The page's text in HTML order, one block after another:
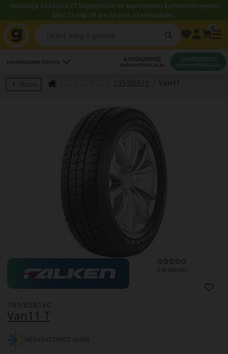
Használja a LENDÜLET kuponkódot és szereltessen kedvezményesen!
Még 55 nap 08 óra 38 perc 52 másodperc.
LEGKÖZELEBBI SZERVIZ AUTÓSZERVIZ
IDŐPONTFOGLALÁS
GUMISZERVIZ
IDŐPONTFOGLALÁS
Vissza 195/65R16
0 értékelés
Van11 T
195/65R16C
NÉGYÉVSZAKOS GUMI